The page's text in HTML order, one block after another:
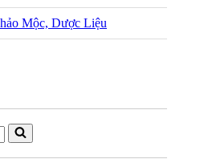
Mộc, Dược Liệu